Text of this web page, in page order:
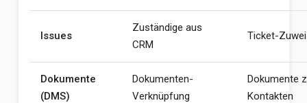
Issues
Zuständige aus
CRM
Ticket-
Dokumente
(DMS)
Dokumenten-
Verknüpfung
Dokumente
Kontakten